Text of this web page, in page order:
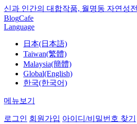
신과 인간의 대합작품, 월명동 자연성전
BlogCafe
Language
日本(日本語)
Taiwan(繁體)
Malaysia(簡體)
Global(English)
한국(한국어)
메뉴보기
로그인 회원가입 아이디/비밀번호 찾기